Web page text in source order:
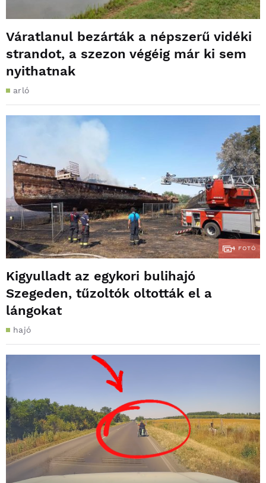
Váratlanul bezárták a népszerű vidéki
strandot, a szezon végéig már ki sem
nyithatnak
arló
4 FOTÓ
Kigyulladt az egykori bulihajó
Szegeden, tűzoltók oltották el a
lángokat
hajó